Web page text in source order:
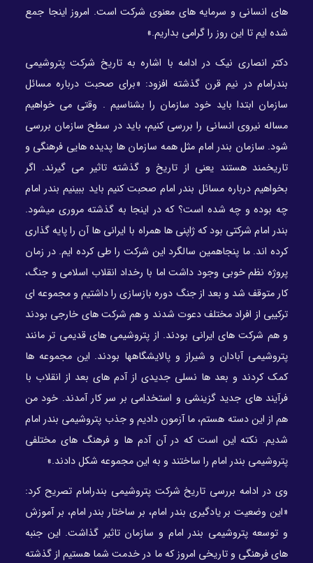
های انسانی و سرمایه های معنوی شرکت است. امروز اینجا جمع
شده ایم تا این روز را گرامی بداریم.»
دکتر انصاری نیک در ادامه با اشاره به تاریخ شرکت پتروشیمی
بندرامام در نیم قرن گذشته افزود: «برای صحبت درباره مسائل
سازمان ابتدا باید خود سازمان را بشناسیم . وقتی می خواهیم
مساله نیروی انسانی را بررسی کنیم، باید در سطح سازمان بررسی
شود. سازمان بندر امام مثل همه سازمان ها پدیده هایی فرهنگی و
تاریخمند هستند یعنی از تاریخ و گذشته تاثیر می گیرند. اگر
بخواهیم درباره مسائل بندر امام صحبت کنیم باید ببینیم بندر امام
چه بوده و چه شده است؟ که در اینجا به گذشته مروری میشود.
بندر امام شرکتی بود که ژاپنی ها همراه با ایرانی ها آن را پایه گذاری
کرده اند. ما پنجاهمین سالگرد این شرکت را طی کرده ایم. در زمان
پروژه نظم خوبی وجود داشت اما با رخداد انقلاب اسلامی و جنگ،
کار متوقف شد و بعد از جنگ دوره بازسازی را داشتیم و مجموعه ای
ترکیبی از افراد مختلف دعوت شدند و هم شرکت های خارجی بودند
و هم شرکت های ایرانی بودند. از پتروشیمی های قدیمی تر مانند
پتروشیمی آبادان و شیراز و پالایشگاهها بودند. این مجموعه ها
کمک کردند و بعد ها نسلی جدیدی از آدم های بعد از انقلاب با
فرآیند های جدید گزینشی و استخدامی بر سر کار آمدند. خود من
هم از این دسته هستم، ما آزمون دادیم و جذب پتروشیمی بندر امام
شدیم. نکته این است که در آن آدم ها و فرهنگ های مختلفی
پتروشیمی بندر امام را ساختند و به این مجموعه شکل دادند.»
وی در ادامه بررسی تاریخ شرکت پتروشیمی بندرامام تصریح کرد:
«این وضعیت بر یادگیری بندر امام، بر ساختار بندر امام، بر آموزش
و توسعه پتروشیمی بندر امام و سازمان تاثیر گذاشت. این جنبه
های فرهنگی و تاریخی امروز که ما در خدمت شما هستیم از گذشته